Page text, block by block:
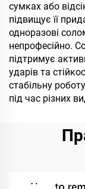
сумках або
підвищує її
одноразові
непрофесійно.
підтримує
ударів та
стабільну
під час різних